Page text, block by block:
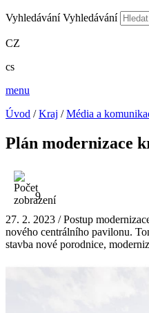
Vyhledávání Vyhledávání
CZ
cs
menu
Úvod /Kraj /Média a
Plán modernizace
9
27. 2. 2023 / Postup
nového centrálního pavilonu.
stavba nové porodnice,